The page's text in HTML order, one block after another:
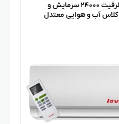
کولر گازی روتاری پاکشوما ظرفیت ۲۴۰۰۰ سرمایش و
گرمایش مدل MPb-24CH کلاس آب و هوایی معتدل